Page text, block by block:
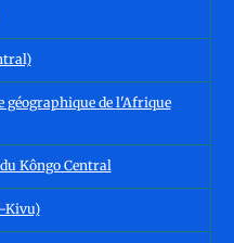
géographique de l'Afrique
Kôngo Central
Kivu)